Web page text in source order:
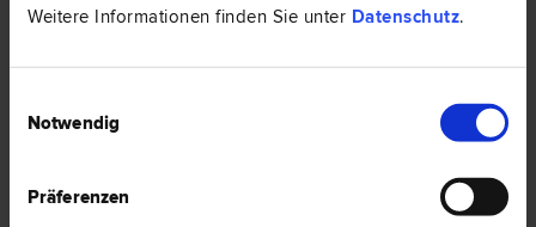
Weitere Informationen finden Sie unter Datenschutz.
Notwendig
Präferenzen
Eine neue Gesellschaftsform soll kommen: Die Flexible
Die Flexible Kapitalgesellschaft soll die besonderen Bedürfnisse von